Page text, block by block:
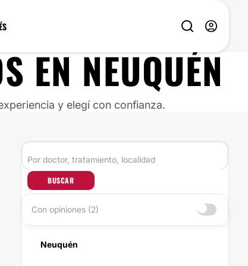
ENNEUQUÉN
y elegí con confianza.
BUSCAR
Con opiniones (2)
Neuquén